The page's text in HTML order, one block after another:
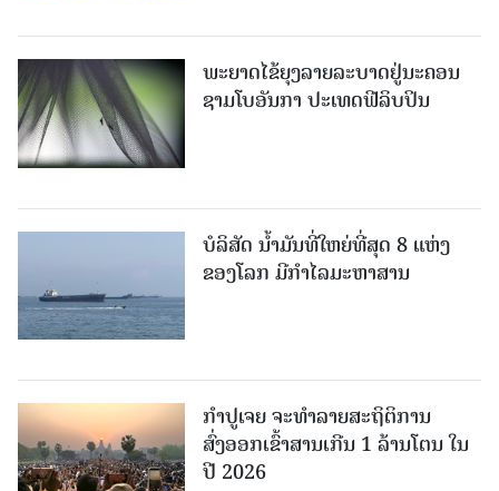
ພະຍາດໄຂ້ຍຸງລາຍລະບາດຢູ່ນະຄອນ
ຊາມໂບ​ອັນກາ ປະເທດຟີລິບປິນ
ບໍລິສັດ ນ້ຳມັນທີ່ໃຫຍ່ທີ່ສຸດ 8 ແຫ່ງ
ຂອງໂລກ ມີກຳໄລມະຫາສານ
ກຳປູເຈຍ ຈະທຳລາຍສະຖິຕິການ
ສົ່ງອອກເຂົ້າສານເກີນ 1 ລ້ານໂຕນ ໃນ
ປີ 2026